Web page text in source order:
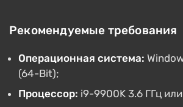
Рекомендуемые требования
Операционная система:
(64-Bit);
Процессор: i9-9900K 3.6 ГГц